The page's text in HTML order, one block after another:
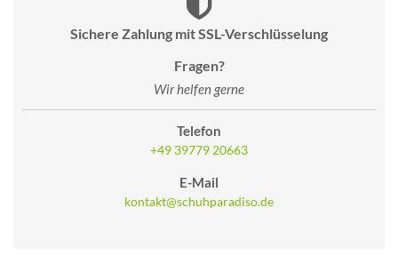
Sichere Zahlung mit SSL-Verschlüsselung
Fragen?
Wir helfen gerne
Telefon
+49 39779 20663
E-Mail
kontakt@schuhparadiso.de